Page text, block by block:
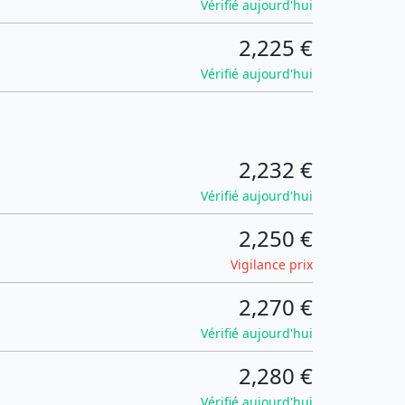
Vérifié aujourd'hui
2,225 €
Vérifié aujourd'hui
2,232 €
Vérifié aujourd'hui
2,250 €
Vigilance prix
2,270 €
Vérifié aujourd'hui
2,280 €